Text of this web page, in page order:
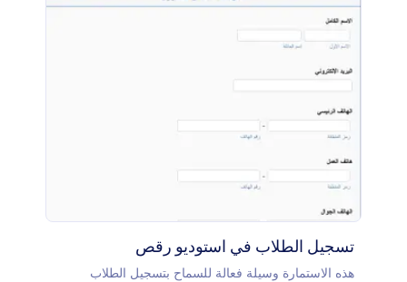
تسجيل الطلاب في استوديو رقص
هذه الاستمارة وسيلة فعالة للسماح بتسجيل الطلاب